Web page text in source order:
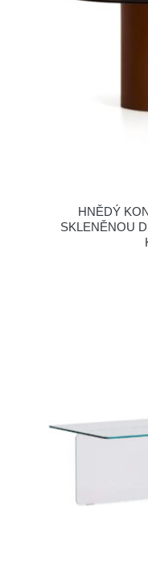
HNĚDÝ
SKLENĚNOU